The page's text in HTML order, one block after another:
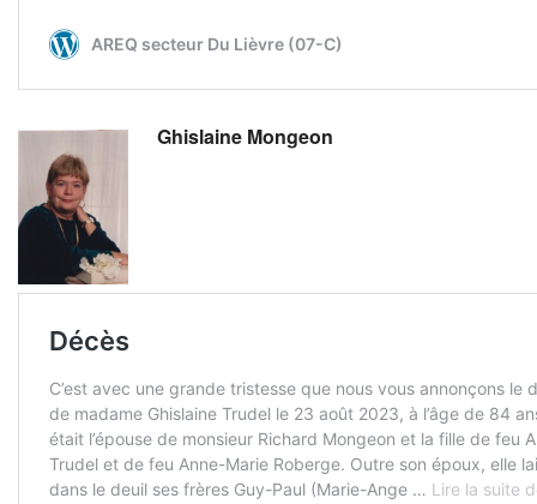
Ghislaine Mongeon